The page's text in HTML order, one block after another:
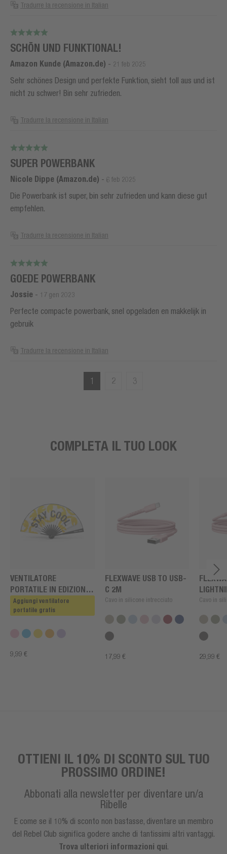
Tradurre la recensione in Italian
SCHÖN UND FUNKTIONAL!
Amazon Kunde (Amazon.de) - 21 feb 2025
Sehr schönes Design und perfekte Funktion, sieht toll aus und ist
nicht zu schwer! Bin sehr zufrieden.
Tradurre la recensione in Italian
SUPER POWERBANK
Nicole Dippe (Amazon.de) - 6 feb 2025
Die Powerbank ist super, bin sehr zufrieden und kann diese gut
empfehlen.
Tradurre la recensione in Italian
GOEDE POWERBANK
Jossie - 17 gen 2023
Perfecte compacte powerbank, snel opgeladen en makkelijk in
gebruik
Tradurre la recensione in Italian
1 2 3
COMPLETA IL TUO LOOK
VENTILATORE
PORTATILE IN EDIZIONE
LIMITATA
Aggiungi ventilatore
portatile gratis
9,99 €
FLEXWAVE USB TO USB-
C 2M
Cavo in silicone intrecciato
17,99 €
Cavo in
29,99 €
OTTIENI IL 10% DI SCONTO SUL TUO
PROSSIMO ORDINE!
Abbonati alla newsletter per diventare un/a
Ribelle
E come se il 10% di sconto non bastasse, diventare un membro
del Rebel Club significa godere anche di tantissimi altri vantaggi.
Trova ulteriori informazioni qui.